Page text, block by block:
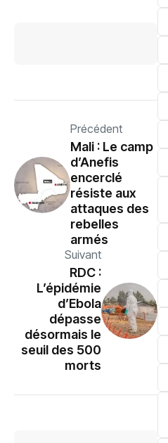
Précédent
Mali : Le camp
d’Anefis
encerclé
résiste aux
attaques des
rebelles
armés
Suivant
RDC :
L’épidémie
d’Ebola
dépasse
désormais le
seuil des 500
morts